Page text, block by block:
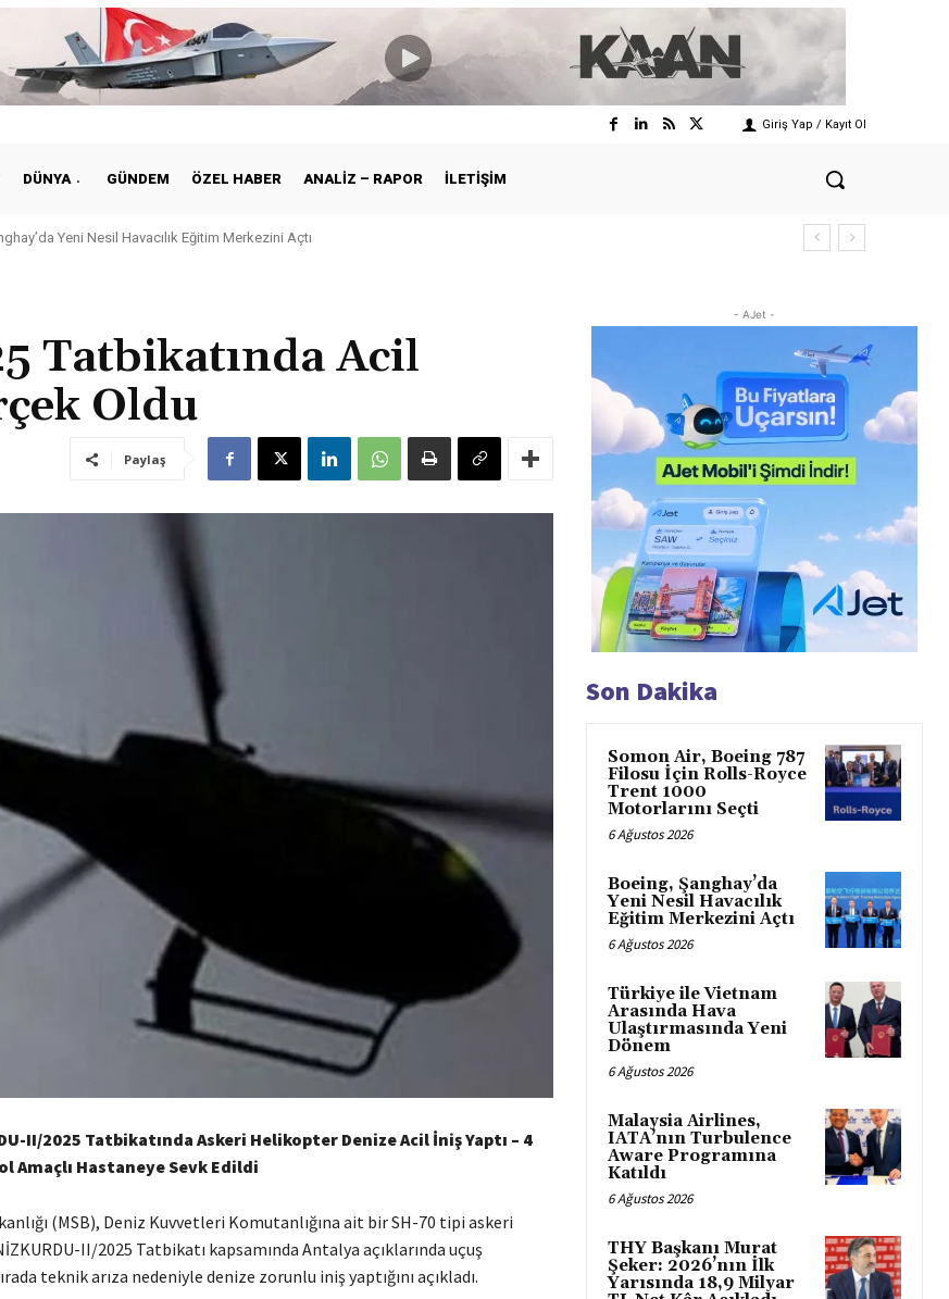
Giriş Yap / Kayıt Ol
DÜNYA GÜNDEM ÖZEL HABER ANALIZ – RAPOR İLETIŞIM
Yeni Nesil Havacılık Eğitim Merkezini Açtı
Tatbikatında Acil
Oldu
Paylaş
II/2025 Tatbikatında Askeri Helikopter Denize Acil İniş Yaptı – 4
Amaçlı Hastaneye Sevk Edildi
(MSB), Deniz Kuvvetleri Komutanlığına ait bir SH-70 tipi askeri
II/2025 Tatbikatı kapsamında Antalya açıklarında uçuş
teknik arıza nedeniyle denize zorunlu iniş yaptığını açıkladı.
- AJet -
Son Dakika
Somon Air, Boeing 787
Filosu İçin Rolls-Royce
Trent 1000
Motorlarını Seçti
6 Ağustos 2026
Boeing, Şanghay’da
Yeni Nesil Havacılık
Eğitim Merkezini Açtı
6 Ağustos 2026
Türkiye ile Vietnam
Arasında Hava
Ulaştırmasında Yeni
Dönem
6 Ağustos 2026
Malaysia Airlines,
IATA’nın Turbulence
Aware Programına
Katıldı
6 Ağustos 2026
THY Başkanı Murat
Şeker: 2026’nın İlk
Yarısında 18,9 Milyar